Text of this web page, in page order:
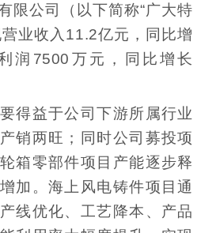
限公司（以下简称“广大特
业收入11.2亿元，同比增
润7500万元，同比增长
得益于公司下游所属行业
销两旺；同时公司募投项
箱零部件项目产能逐步释
加。海上风电铸件项目通
线优化、工艺降本、产品